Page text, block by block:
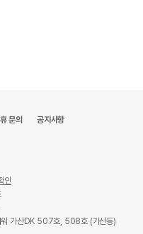
출고됩니다.
통기한 명시된 경우, 해당
니다.
문의 공지사항
인
워 가산DK 507호, 508호 (가산동)